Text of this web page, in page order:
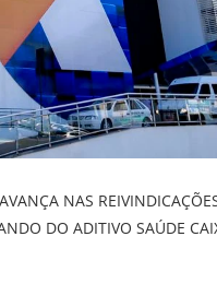
NAS
DO ADITIVO SAÚDE